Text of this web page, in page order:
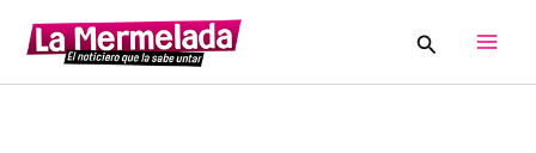
contenido
Buscar